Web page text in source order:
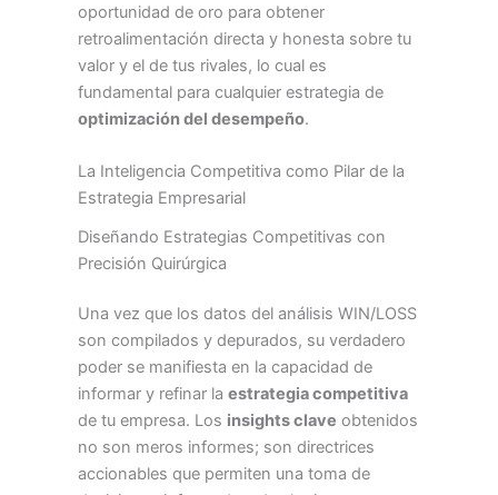
oportunidad de oro para obtener
retroalimentación directa y honesta sobre tu
valor y el de tus rivales, lo cual es
fundamental para cualquier estrategia de
optimización del desempeño.
La Inteligencia Competitiva como Pilar de la
Estrategia Empresarial
Diseñando Estrategias Competitivas con
Precisión Quirúrgica
Una vez que los datos del análisis WIN/LOSS
son compilados y depurados, su verdadero
poder se manifiesta en la capacidad de
informar y refinar la estrategia competitiva
de tu empresa. Los insights clave obtenidos
no son meros informes; son directrices
accionables que permiten una toma de